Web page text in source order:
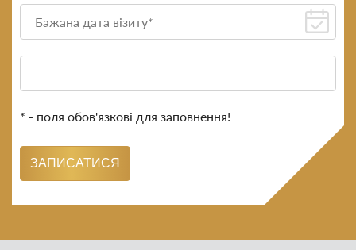
* - поля обов'язкові для заповнення!
ЗАПИСАТИСЯ